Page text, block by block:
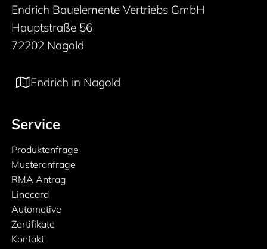
Endrich Bauelemente Vertriebs GmbH
Hauptstraße 56
72202 Nagold
Endrich in Nagold
Service
Produktanfrage
Musteranfrage
RMA Antrag
Linecard
Automotive
Zertifikate
Kontakt